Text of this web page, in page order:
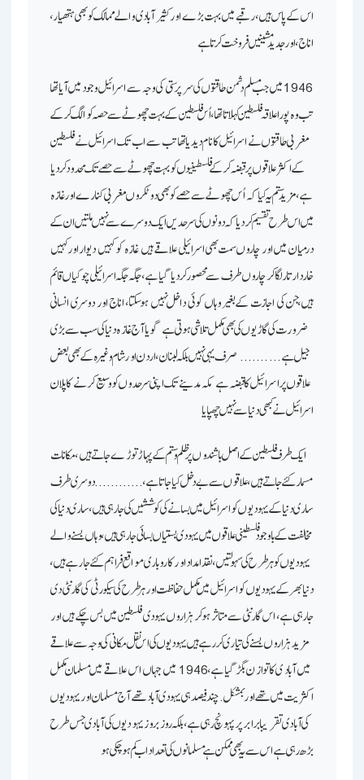
اس کے پاس ہیں، رقبے میں بہت بڑے اور کثیر آبادی والے ممالک کو بھی ہتھیار،
اناج، اور جدید مشینیں فروخت کرتا ہے ـ
1946 میں جب مسلم دشمن طاقتوں کی سرپرستی کی وجہ سے اسرائیل وجود میں آیا تھا
تب وہ پورا علاقہ فلسطین کہلاتا تھا، اُس فلسطین کے بہت چھوٹے سے حصہ کو الگ کرکے
مغربی طاقتوں نے اسرائیل کا نام دیدیا تھا ـ تب سے اب تک اسرائیل نے فلسطین
کے اکثر علاقوں پر قبضہ کرکے فلسطینیوں کو بہت چھوٹے سے حصے تک محدود کردیا
ہے، مزید ستم یہ کیا کہ اُس چھوٹے سے حصے کو بھی دو ٹکروں مغربی کنارے اور غازہ
میں اس طرح تقسیم کردیا کہ دونوں کی سرحدیں ایک دوسرے سے نہیں ملتیں ان کے
درمیان میں اور چاروں سمت بھی اسرائیلی علاقے ہیں ـ غازہ کو کہیں دیوار اور کہیں
خاردار تار لگا کر چاروں طرف سے محصور کردیا گیا ہے، جگہ جگہ اسرائیلی چوکیاں قائم
ہیں،جن کی اجازت کےبغیر وہاں کوئی داخل نہیں ہوسکتا، اناج اور دوسری انسانی
ضرورت کی گاڑیوں کی بھی مکمل تلاشی ہوتی ہے ـ گویا آج غازہ دنیا کی سب سے بڑی
جیل ہے ـ………. صرف یہی نہیں بلکہ لبنان، اردن اور شام وغیرہ کے بھی بعض
علاقوں پر اسرائیل کا قبضہ ہے ـ مکہ مدینے تک اپنی سرحدوں کو وسیع کرنے کا پلان
اسرائیل نے کبھی دنیاسے نہیں چھپایا ـ
ایک طرف فلسطین کے اصل باشندوں پر ظلم وستم کے پہاڑ توڑے جاتے ہیں، مکانات
مسمار کئے جاتے ہیں، علاقوں سے بے دخل کیا جاتا ہے، ………… دوسری طرف
ساری دنیا کے یہودیوں کو اسرائیل میں بسانے کی کوششیں کی جارہی ہیں، ساری دنیا کی
مخالفت کے باوجود فلسطینی علاقوں میں یہودی بستیاں بسائی جارہی ہیں، وہاں بسنے والے
یہودیوں کو ہر طرح کی سہولتیں، نقد امداد اور کاروباری مواقع فراہم کئے جارہے ہیں،
دنیا بھر کے یہودیوں کو اسرائیل میں مکمل حفاظت اور ہر طرح کی سیکورٹی کی گارنٹی دی
جارہی ہے، اس گارنٹی سے متاثر ہوکر ہزاروں یہودی فلسطین میں بس چکے ہیں اور
مزید ہزاروں بسنے کی تیاری کررہے ہیں ـ یہودیوں کی اس نقل مکانی کی وجہ سے علاقے
میں آبادی کا توازن بگڑ گیا ہے، 1946 میں جہاں اس علاقے میں مسلمان مکمل
اکثریت میں تھے اور بمشکل.چند فیصد ہی یہودی آباد تھے ـ آج مسلمان اور یہودیوں
کی آبادی تقریبا برابر پر پہونچ رہی ہے، بلکہ روز بروز یہودیوں کی آبادی جس طرح
بڑھ رہی ہے اس سےیہ بھی ممکن ہے مسلمانوں کی تعداد اب کم ہوچکی ہو ـ